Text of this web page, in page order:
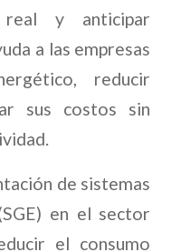
y anticipar
a las empresas
reducir
sus costos sin
de sistemas
en el sector
el consumo